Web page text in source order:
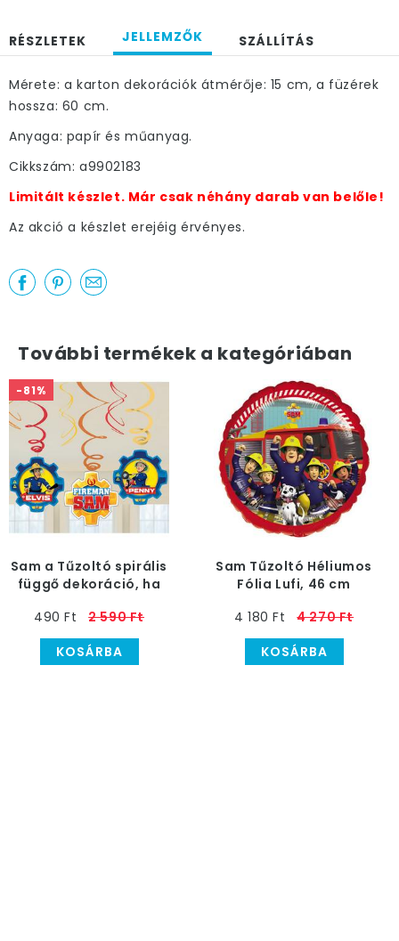
RÉSZLETEK JELLEMZŐK SZÁLLÍTÁS
Mérete: a karton dekorációk átmérője: 15 cm, a füzérek
hossza: 60 cm.
Anyaga: papír és műanyag.
Cikkszám: a9902183
Limitált készlet. Már csak néhány darab van belőle!
Az akció a készlet erejéig érvényes.
További termékek a kategóriában
-81%
Sam a Tűzoltó spirális
függő dekoráció, ha
db-os
490 Ft
2 590 Ft
KOSÁRBA
Sam Tűzoltó Héliumos
Fólia Lufi, 46 cm
4 180 Ft
4 270 Ft
KOSÁRBA